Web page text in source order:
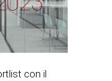
con il